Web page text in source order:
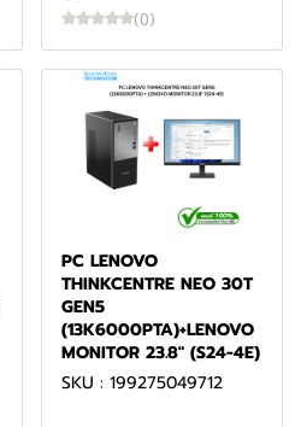
(0)
PC LENOVO
THINKCENTRE NEO 30T
GEN5
(13K6000PTA)+LENOVO
MONITOR 23.8" (S24-4E)
SKU : 199275049712